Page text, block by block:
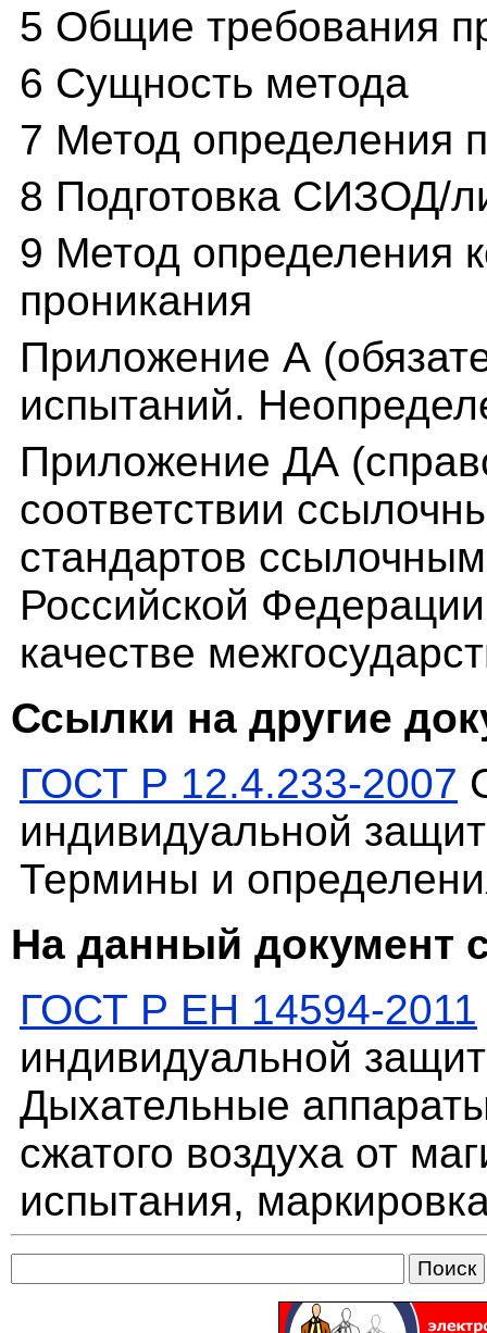
5 Общие требования
6 Сущность метода
7 Метод определения
8 Подготовка СИЗОД/
9 Метод определения
проникания
Приложение А
испытаний.
Приложение ДА
соответствии
стандартов
Российской
качестве
Ссылки на другие
ГОСТ Р 12.4.233-2007
индивидуальной
Термины и
На данный документ
ГОСТ Р ЕН 14594-2011
индивидуальной
Дыхательные
сжатого воздуха от
испытания,